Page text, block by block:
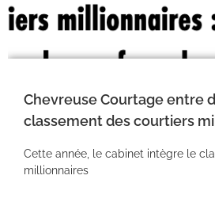
Chevreuse Courtage entre
classement des courtiers
Cette année, le cabinet intègre le
millionnaires